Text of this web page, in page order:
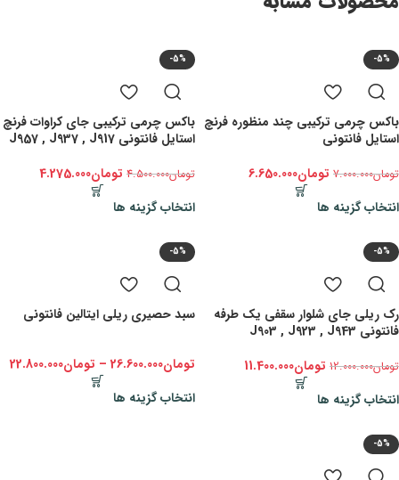
-5%
باکس چرمی ترکیبی چند منظوره فرنچ
استایل فانتونی
تومان7.000.000 تومان6.650.000
انتخاب گزینه ها
-5%
باکس چرمی ترکیبی جای کراوات فرنچ
استایل فانتونی J957 , J937 , J917
تومان4.500.000 تومان4.275.000
انتخاب گزینه ها
-5%
رک ریلی جای شلوار سقفی یک طرفه
فانتونی J903 , J923 , J943
تومان12.000.000 تومان11.400.000
انتخاب گزینه ها
-5%
سبد حصیری ریلی ایتالین فانتونی
تومان26.600.000
– تومان22.800.000
انتخاب گزینه ها
-5%